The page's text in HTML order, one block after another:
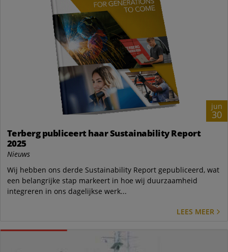
jun
30
Terberg publiceert haar Sustainability Report
2025
Nieuws
Wij hebben ons derde Sustainability Report gepubliceerd, wat
een belangrijke stap markeert in hoe wij duurzaamheid
integreren in ons dagelijkse werk...
LEES MEER